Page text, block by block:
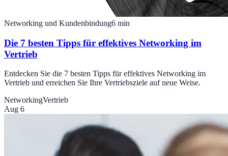
Networking und Kundenbindung6 min
Die 7 besten Tipps für effektives Networking im
Vertrieb
Entdecken Sie die 7 besten Tipps für effektives Networking im
Vertrieb und erreichen Sie Ihre Vertriebsziele auf neue Weise.
NetworkingVertrieb
Aug 6